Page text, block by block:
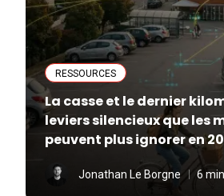
RESSOURCES
La casse et le dernier
leviers silencieux que les
peuvent plus ignorer en
Jonathan Le Borgne 6